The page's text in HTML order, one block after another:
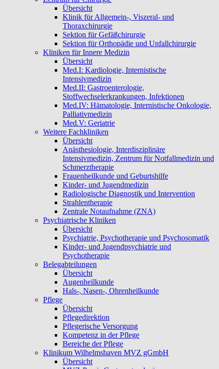
Übersicht
Klinik für Allgemein-, Viszeral- und
Thoraxchirurgie
Sektion für Gefäßchirurgie
Sektion für Orthopädie und Unfallchirurgie
Kliniken für Innere Medizin
Übersicht
Med.I: Kardiologie, Internistische
Intensivmedizin
Med.II: Gastroenterologie,
Stoffwechselerkrankungen, Infektionen
Med.IV: Hämatologie, Internistische Onkologie,
Palliativmedizin
Med.V: Geriatrie
Weitere Fachkliniken
Übersicht
Anästhesiologie, Interdisziplinäre
Intensivmedizin, Zentrum für Notfallmedizin und
Schmerztherapie
Frauenheilkunde und Geburtshilfe
Kinder- und Jugendmedizin
Radiologische Diagnostik und Intervention
Strahlentherapie
Zentrale Notaufnahme (ZNA)
Psychiatrische Kliniken
Übersicht
Psychiatrie, Psychotherapie und Psychosomatik
Kinder- und Jugendpsychiatrie und
Psychotherapie
Belegabteilungen
Übersicht
Augenheilkunde
Hals-, Nasen-, Ohrenheilkunde
Pflege
Übersicht
Pflegedirektion
Pflegerische Versorgung
Kompetenz in der Pflege
Bereiche der Pflege
Klinikum Wilhelmshaven MVZ gGmbH
Übersicht